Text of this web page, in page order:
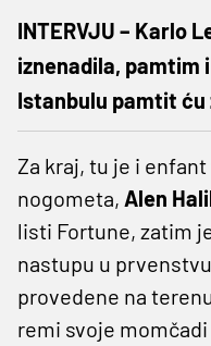
INTERVJU – Karlo
iznenadila, pamtim
Istanbulu pamtit ću
Za kraj, tu je i
nogometa, Alen
listi Fortune, zatim
nastupu u
provedene na
remi svoje momčadi